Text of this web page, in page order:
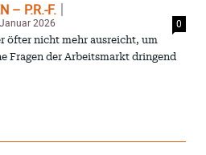
– P.R.-F.
2026 0
öfter nicht mehr ausreicht, um
Fragen der Arbeitsmarkt dringend